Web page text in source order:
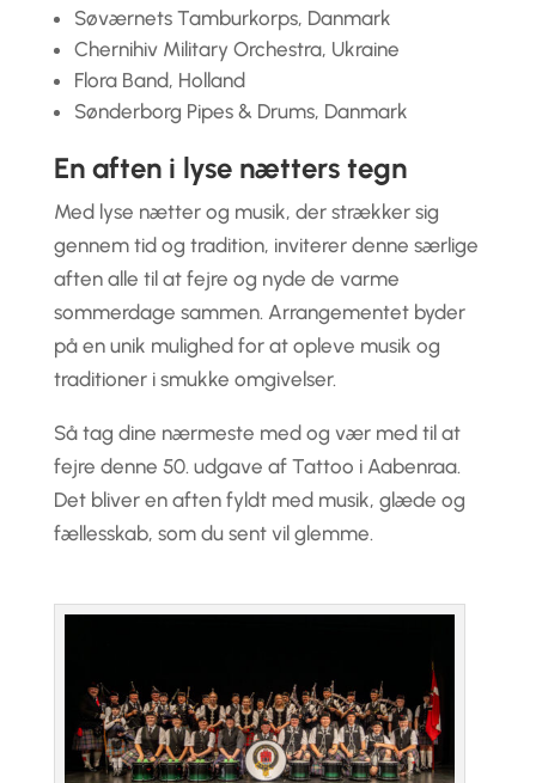
Søværnets Tamburkorps, Danmark
Chernihiv Military Orchestra, Ukraine
Flora Band, Holland
Sønderborg Pipes & Drums, Danmark
En aften i lyse nætters tegn
Med lyse nætter og musik, der strækker sig
gennem tid og tradition, inviterer denne særlige
aften alle til at fejre og nyde de varme
sommerdage sammen. Arrangementet byder
på en unik mulighed for at opleve musik og
traditioner i smukke omgivelser.
Så tag dine nærmeste med og vær med til at
fejre denne 50. udgave af Tattoo i Aabenraa.
Det bliver en aften fyldt med musik, glæde og
fællesskab, som du sent vil glemme.